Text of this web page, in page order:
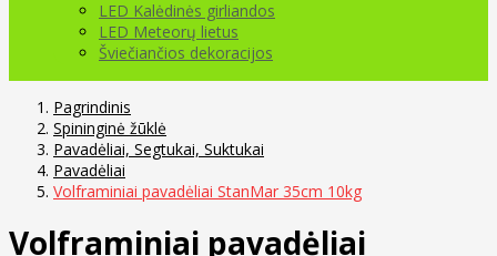
LED Kalėdinės girliandos
LED Meteorų lietus
Šviečiančios dekoracijos
Pagrindinis
Spininginė žūklė
Pavadėliai, Segtukai, Suktukai
Pavadėliai
Volframiniai pavadėliai StanMar 35cm 10kg
Volframiniai pavadėliai